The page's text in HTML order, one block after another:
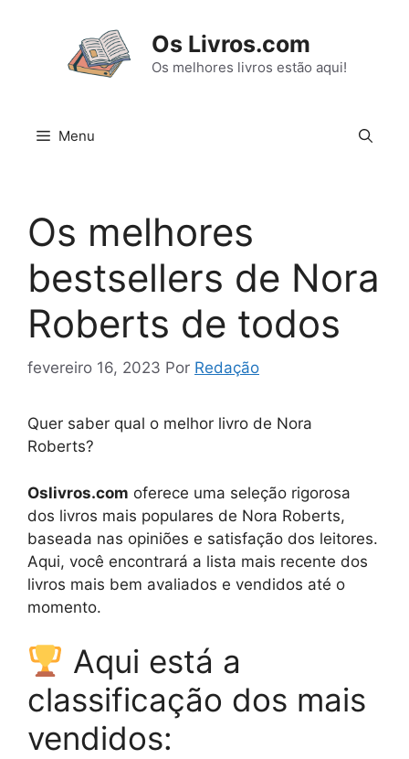
Os Livros.com
Os melhores livros estão aqui!
Menu
Os melhores
bestsellers de Nora
Roberts de todos
fevereiro 16, 2023 Por Redação
Quer saber qual o melhor livro de Nora
Roberts?
Oslivros.com oferece uma seleção rigorosa
dos livros mais populares de Nora Roberts,
baseada nas opiniões e satisfação dos leitores.
Aqui, você encontrará a lista mais recente dos
livros mais bem avaliados e vendidos até o
momento.
Aqui está a
classificação dos mais
vendidos: